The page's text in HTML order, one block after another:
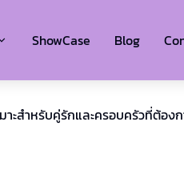
ShowCase Blog
ะสำหรับคู่รักและครอบครัวที่ต้อง